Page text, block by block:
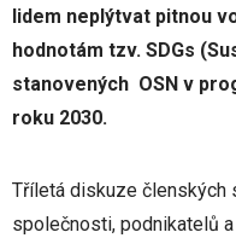
lidem neplýtvat pitnou
hodnotám tzv. SDGs
stanovených OSN v
roku 2030.
Tříletá diskuze členských
společnosti, podnikatelů